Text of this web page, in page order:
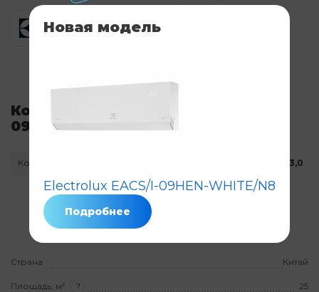
Кондиционер Electrolux EACS -
09HG-M2/N3
Код: 5825 3,0
Гарантия
На установку
Страна Китай
Площадь, м² ? 25
Новая модель
Electrolux EACS/I-09HEN-WHITE/N8
Подробнее